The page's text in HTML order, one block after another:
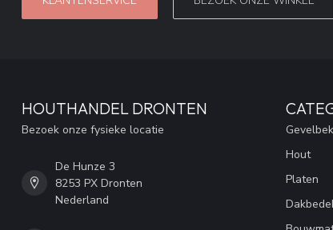
HOUTHANDEL DRONTEN
Bezoek onze fysieke locatie
De Hunze 3
8253 PX Dronten
Nederland
Hout
Platen